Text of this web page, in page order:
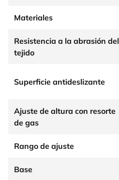
Materiales
Resistencia a la abrasión del
tejido
Superficie antideslizante
Ajuste de altura con resorte
de gas
Rango de ajuste
Base